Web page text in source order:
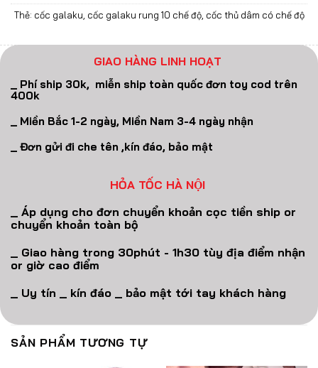
Thẻ: cốc galaku cốc galaku rung 10 chế độ, cốc thủ dâm có chế độ
GIAO HÀNG LINH HOẠT
_ Phí ship 30k, miễn ship toàn quốc đơn toy cod trên
400k
_ Miền Bắc 1-2 ngày, Miền Nam 3-4 ngày nhận
_ Đơn gửi đi che tên ,kín đáo, bảo mật
HỎA TỐC HÀ NỘI
_ Áp dụng cho đơn chuyển khoản cọc tiền ship or
chuyển khoản toàn bộ
_ Giao hàng trong 30phút - 1h30 tùy địa điểm nhận
or giờ cao điểm
_ Uy tín _ kín đáo _ bảo mật tới tay khách hàng
SẢN PHẨM TƯƠNG TỰ